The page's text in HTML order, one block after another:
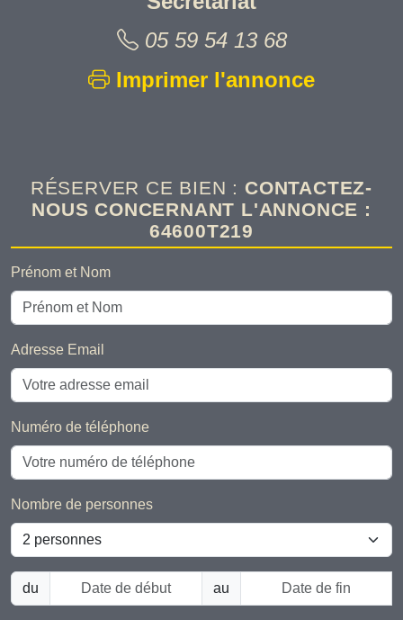
05 59 54 13 68Appelez-
Imprimer l'annonce
RÉSERVER CE BIEN : CONTACTEZ-
NOUS CONCERNANT L'ANNONCE :
64600T219
Prénom et Nom
Adresse Email
Numéro de téléphone
Nombre de personnes
du au